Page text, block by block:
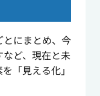
にまとめ、今
ど、現在と未
「見える化」